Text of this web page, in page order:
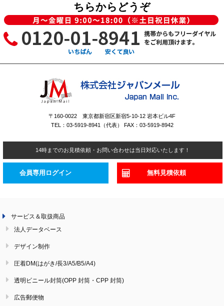
ちらからどうぞ
〒160-0022 東京都新宿区新宿5-10-12 岩本ビル4F
TEL：03-5919-8941（代表） FAX：03-5919-8942
14時までのお見積依頼・お問い合わせは当日対応いたします！
会員専用ログイン 無料見積依頼
サービス＆取扱商品
法人データベース
デザイン制作
圧着DM(はがき/長3/A5/B5/A4)
透明ビニール封筒(OPP 封筒・CPP 封筒)
広告郵便物